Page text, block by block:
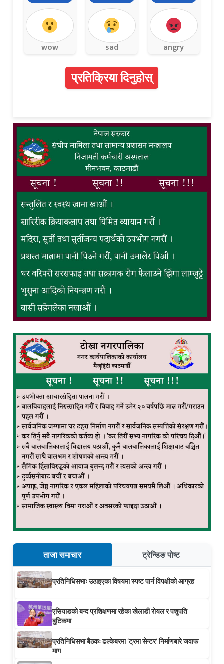
wow sad angry
प्रतिक्रिया दिनुहोस्
ताजा समाचार ट्रेन्डिङ पोष्ट
प्रतिनिधिसभाः उठाइएका विषयमा स्पष्ट पार्न विपक्षीको आग्रह
एसियाडको बन्द प्रशिक्षणमा रहेका खेलाडी रोयल र पशुपति
बुटिकमा
प्रतिनिधिसभा बैठकः ढल्केबरमा ‘ट्रमा सेन्टर’ निर्माणबारे जवाफ
माग